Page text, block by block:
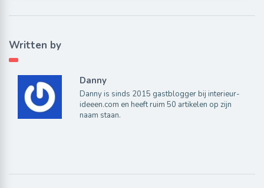
Written by
Danny
Danny is sinds 2015 gastblogger bij interieur-
ideeen.com en heeft ruim 50 artikelen op zijn
naam staan.